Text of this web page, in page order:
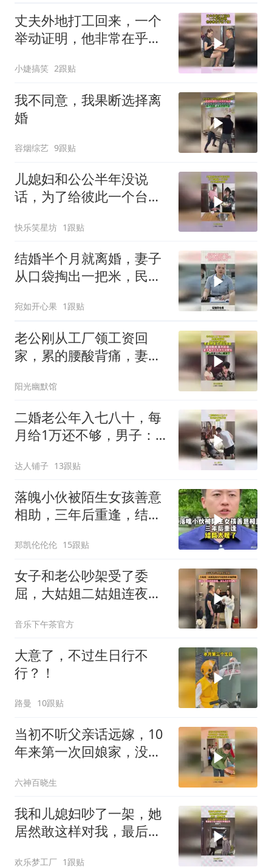
丈夫外地打工回来，一个
举动证明，他非常在乎这
小婕搞笑 2跟贴
我不同意，我果断选择离
婚
容烟综艺 9跟贴
儿媳妇和公公半年没说
话，为了给彼此一个台
快乐笑星坊 1跟贴
结婚半个月就离婚，妻子
从口袋掏出一把米，民政
宛如开心果 1跟贴
老公刚从工厂领工资回
家，累的腰酸背痛，妻子
阳光幽默馆
二婚老公年入七八十，每
月给1万还不够，男子：
达人铺子 13跟贴
落魄小伙被陌生女孩善意
相助，三年后重逢，结局
郑凯伦伦伦 15跟贴
女子和老公吵架受了委
屈，大姑姐二姑姐连夜开
音乐下午茶官方
大意了，不过生日行不
行？！
路曼 10跟贴
当初不听父亲话远嫁，10
年来第一次回娘家，没想
六神百晓生
我和儿媳妇吵了一架，她
居然敢这样对我，最后一
欢乐梦工厂 1跟贴